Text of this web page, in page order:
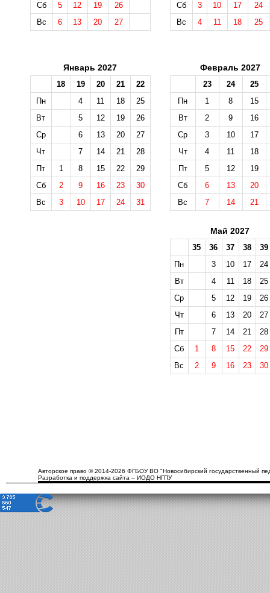
Сб
5 12 19
26
Вс
6 13 20 27
Сб
3 10 17
24
Вс
4 11 18 25
Январь 2027
18 19 20 21
22
Пн
4 11 18
25
Вт
5 12 19
26
Ср
6 13 20
27
Чт
7 14 21
28
Пт
1 8 15 22
29
Сб
2 9 16 23
30
Вс
3 10 17 24 31
Февраль 2027
23 24
25
Пн
1 8
15
Вт
2 9
16
Ср
3 10
17
Чт
4 11
18
Пт
5 12
19
Сб
6 13
20
Вс
7 14 21
Май 2027
35 36 37 38
39
Пн
3 10 17
24
Вт
4 11 18
25
Ср
5 12 19
26
Чт
6 13 20
27
Пт
7 14 21
28
Сб
1 8 15 22
29
Вс
2 9 16 23 30
Авторское право © 2014-2026 ФГБОУ ВО "Новосибирский государственный
Разработка и поддержка сайта – ИОДО НГПУ